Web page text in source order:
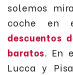
solemos
coche en
descuentos
baratos. En
Lucca y